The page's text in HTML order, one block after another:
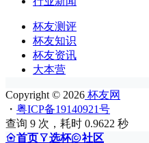
杯友测评
杯友知识
杯友资讯
大本营
Copyright © 2026 杯友网
・ 粤ICP备19140921号
查询 9 次，耗时 0.9622 秒
首页
选杯 社区